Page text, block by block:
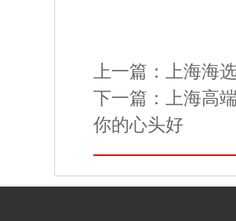
上一篇： 上海海
下一篇： 上海高
你的心头好